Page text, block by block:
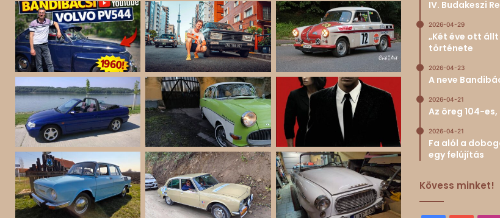
IV. Budakeszi
2026-04-29
„Két éve ott
története
2026-04-23
A neve
2026-04-21
Az öreg 104-
2026-04-21
Fa alól a
egy felújítás
Kövess minket!